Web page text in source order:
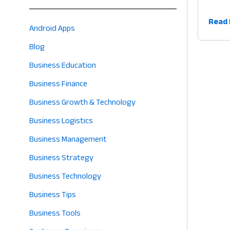
Android Apps
Blog
Business Education
Business Finance
Business Growth & Technology
Business Logistics
Business Management
Business Strategy
Business Technology
Business Tips
Business Tools